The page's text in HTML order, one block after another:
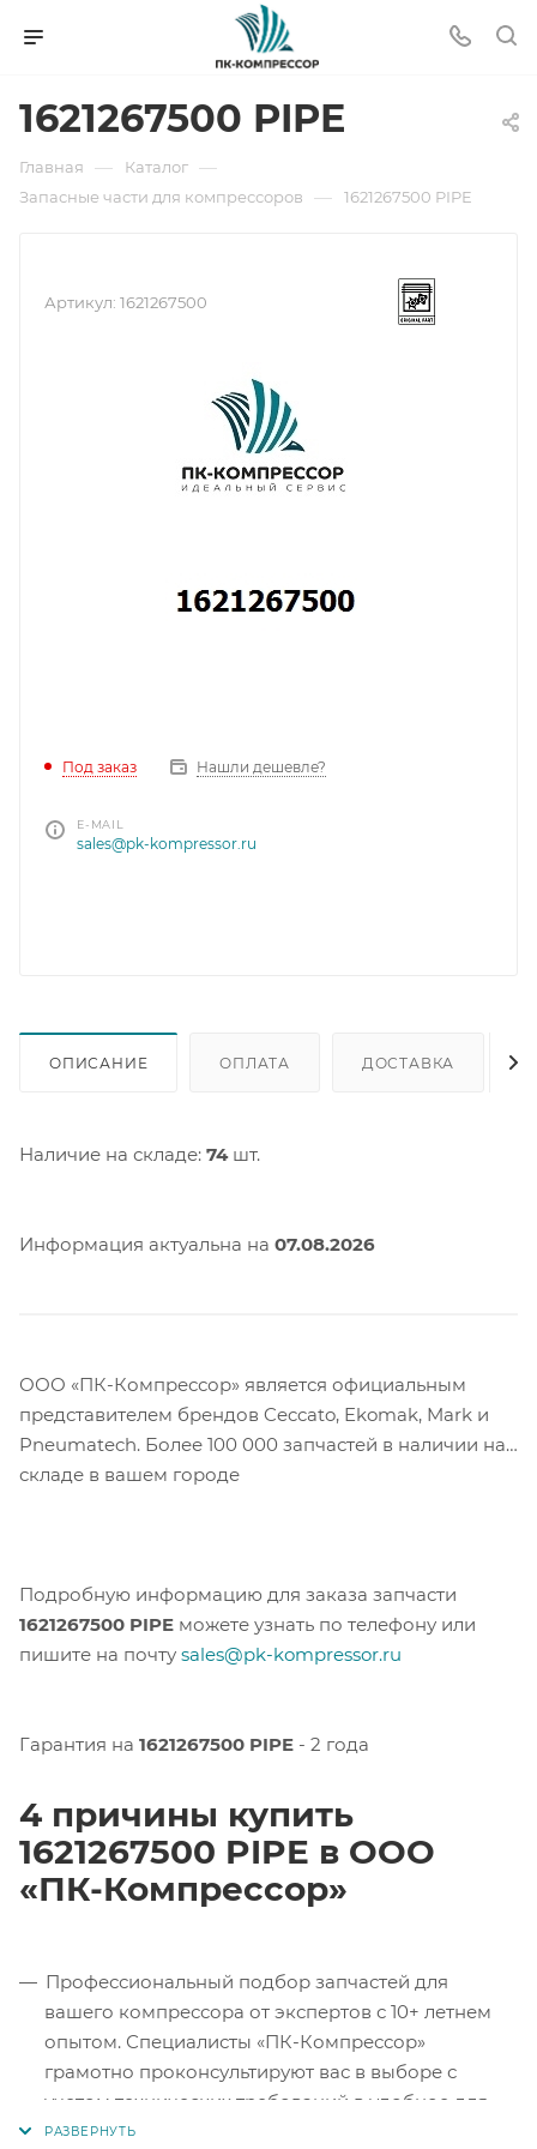
1621267500 PIPE
Главная — Каталог —
Запасные части для компрессоров — 1621267500 PIPE
Артикул: 1621267500
Под заказ Нашли дешевле?
E-MAIL
sales@pk-kompressor.ru
ОПИСАНИЕ ОПЛАТА ДОСТАВКА
Наличие на складе: 74шт.
Информация актуальна на 07.08.2026
ООО «ПК-Компрессор» является официальным
представителем брендов Ceccato, Ekomak, Mark и
Pneumatech. Более 100 000 запчастей в наличии на
складе в вашем городе
Подробную информацию для заказа запчасти
1621267500 PIPE можете узнать по телефону или
пишите на почту sales@pk-kompressor.ru
Гарантия на 1621267500 PIPE - 2 года
4 причины купить
1621267500 PIPE в ООО
«ПК-Компрессор»
Профессиональный подбор запчастей для
вашего компрессора от экспертов с 10+ летнем
опытом. Специалисты «ПК-Компрессор»
грамотно проконсультируют вас в выборе с
учетом технических требований в удобное для
вас время.